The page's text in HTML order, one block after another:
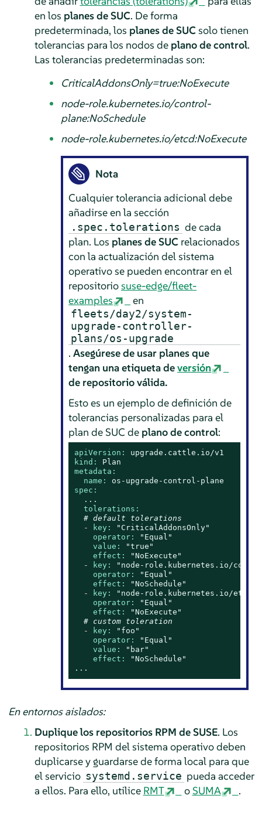
en los planes de SUC. De forma
predeterminada, los planes de SUCsolo tienen
tolerancias para los nodos de plano de control.
Las tolerancias predeterminadas son:
CriticalAddonsOnly=true:NoExecute
node-role.kubernetes.io/control-
plane:NoSchedule
node-role.kubernetes.io/etcd:NoExecute
Nota
Cualquier tolerancia adicional debe
añadirse en la sección
.spec.tolerations de cada
plan. Los planes de SUC relacionados
con la actualización del sistema
operativo se pueden encontrar en el
repositoriosuse-edge/fleet-
examples
en
fleets/day2/system-
upgrade-controller-
plans/os-upgrade
.Asegúrese de usar planes que
tengan una etiqueta deversión
de repositorio válida.
Esto es un ejemplo de definición de
tolerancias personalizadas para el
plan de SUC de plano de control:
apiVersion:
upgrade.cattle.io/v1
kind:
Plan
metadata:
name:
os-upgrade-control-plane
spec:
...
tolerations:
# default tolerations
-
key:
"CriticalAddonsOnly"
operator:
"Equal"
value:
"true"
effect:
"NoExecute"
-
key:
"node-role.kubernetes.io/
operator:
"Equal"
effect:
"NoSchedule"
-
key:
"node-role.kubernetes.io/etcd"
operator:
"Equal"
effect:
"NoExecute"
# custom toleration
-
key:
"foo"
operator:
"Equal"
value:
"bar"
effect:
"NoSchedule"
...
En entornos aislados:
Duplique los repositorios RPM de SUSE. Los
repositorios RPM del sistema operativo deben
duplicarse y guardarse de forma local para que
el servicio systemd.service pueda acceder
a ellos. Para ello, utilice RMT oSUMA .